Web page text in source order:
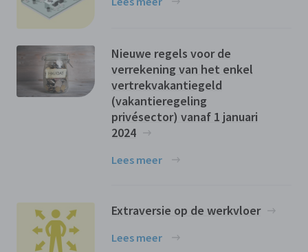
Nieuwe regels voor de
verrekening van het enkel
vertrekvakantiegeld
(vakantieregeling
privésector) vanaf 1 januari
2024
Lees meer
Extraversie op de werkvloer
Lees meer